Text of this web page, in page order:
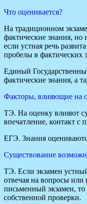
Что оценивается?
На традиционном
фактические знания,
если устная речь
пробелы в фактических
Единый
фактические знания, а
Факторы, влияющие на
ТЭ. На оценку влияют
впечатление, контакт с
ЕГЭ. Знания
Существование
ТЭ. Если экзамен
отвечая на вопросы или
письменный экзамен,
собственной проверки.